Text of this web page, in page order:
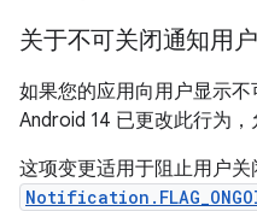
关于不可关闭通知用
如果您的应用向用户显示不
Android 14 已更改此行为，
这项变更适用于阻止用户